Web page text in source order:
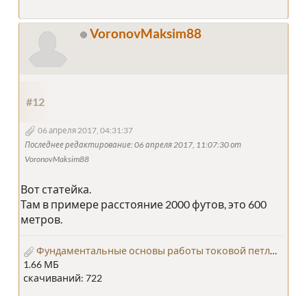
VoronovMaksim88
#12
06 апреля 2017, 04:31:37
Последнее редактирование: 06 апреля 2017, 11:07:30 от
VoronovMaksim88
Вот статейка.
Там в примере расстояние 2000 футов, это 600
метров.
Фундаментальные основы работы токовой петли 4..20 мА.pdf
1.66 МБ
скачиваний: 722